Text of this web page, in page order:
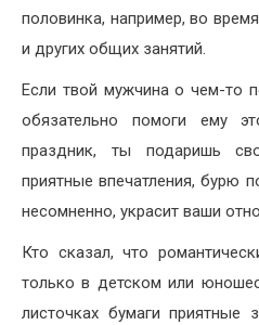
половинка, например, во
и других общих занятий.
Если твой мужчина о чем-то
обязательно помоги ему
праздник, ты подаришь
приятные впечатления, бурю
несомненно, украсит ваши
Кто сказал, что
только в детском или
листочках бумаги приятные